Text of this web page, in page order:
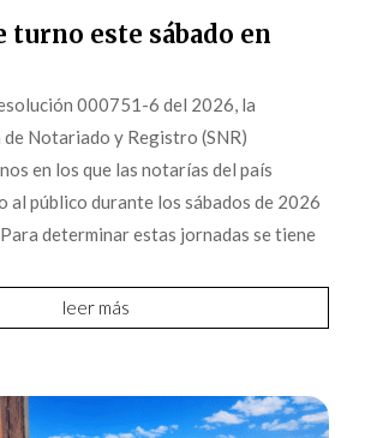
turno este sábado en
000751-6 del 2026, la
Notariado y Registro (SNR)
en los que las notarías del país
al público durante los sábados de 2026
determinar estas jornadas se tiene
leer más